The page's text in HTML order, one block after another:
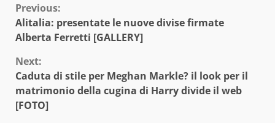
Continue
Reading
Previous:
Alitalia: presentate le nuove divise firmate
Alberta Ferretti [GALLERY]
Next:
Caduta di stile per Meghan Markle? il look per il
matrimonio della cugina di Harry divide il web
[FOTO]